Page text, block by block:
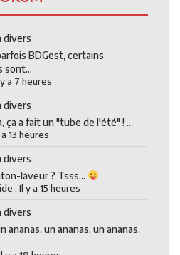
divers
BDGest, certains
sont...
a 7 heures
divers
ça a fait un "tube de l'été" ! ...
13 heures
divers
laveur ? Tsss...
,Il y a 15 heures
divers
ananas, un ananas, un ananas,